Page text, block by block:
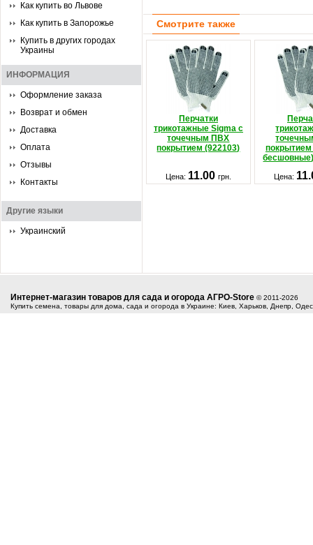
Как купить во Львове
Как купить в Запорожье
Купить в других городах
Украины
ИНФОРМАЦИЯ
Оформление заказа
Возврат и обмен
Доставка
Оплата
Отзывы
Контакты
Другие языки
Украинский
Смотрите также
Перчатки
трикотажные Sigma с
точечным ПВХ
покрытием (922103)
Цена: 11.00 грн. Цена:
Интернет-магазин товаров для сада и огорода АГРО-Store © 2011-2026
Купить семена, товары для дома, сада и огорода в Украине: Киев, Харьков, Днепр,